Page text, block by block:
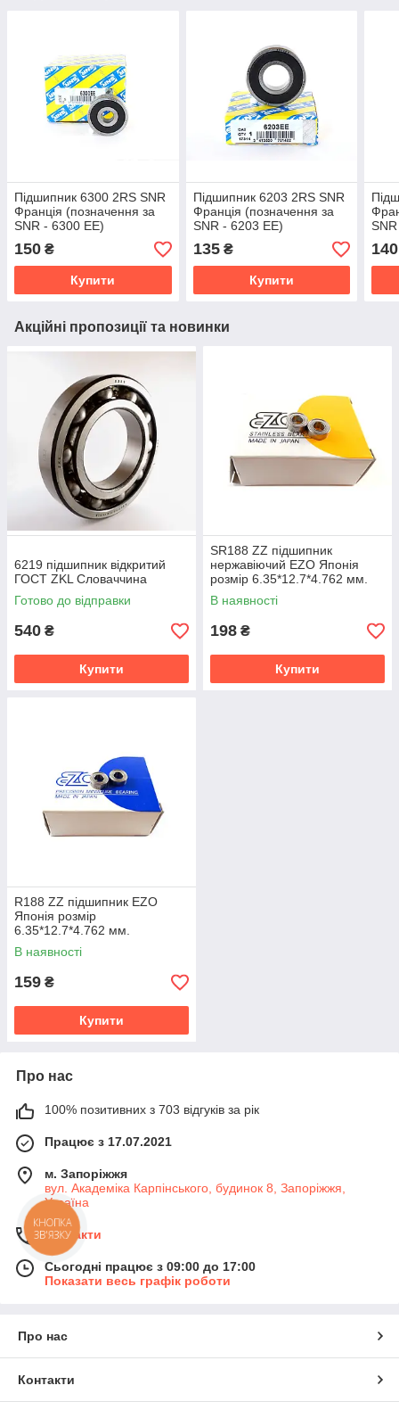
Підшипник 6300 2RS SNR
Франція (позначення за
SNR - 6300 EE)
150 ₴
Купити
Підшипник 6203 2RS SNR
Франція (позначення за
SNR - 6203 EE)
135₴
Купити
140
Акційні пропозиції та новинки
6219 підшипник відкритий
ГОСТ ZKL Словаччина
Готово до відправки
540 ₴
Купити
SR188 ZZ підшипник
нержавіючий EZO Японія
розмір 6.35*12.7*4.762 мм.
В наявності
198 ₴
Купити
R188 ZZ підшипник EZO
Японія розмір
6.35*12.7*4.762 мм.
В наявності
159 ₴
Купити
Про нас
100% позитивних з 703 відгуків за рік
Працює з 17.07.2021
м. Запоріжжя
вул. Академіка Карпінського, будинок 8, Запоріжжя,
Україна
Контакти
Сьогодні працює з 09:00 до 17:00
Показати весь графік роботи
Про нас
Контакти
КНОПКА
ЗВ'ЯЗКУ